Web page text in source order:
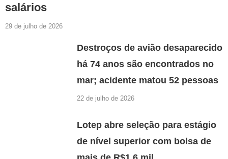
salários
29 de julho de 2026
Destroços de avião desaparecido
há 74 anos são encontrados no
mar; acidente matou 52 pessoas
22 de julho de 2026
Lotep abre seleção para estágio
de nível superior com bolsa de